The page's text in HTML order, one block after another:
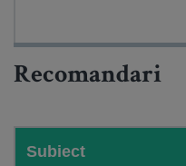
Recomandari
Subiect